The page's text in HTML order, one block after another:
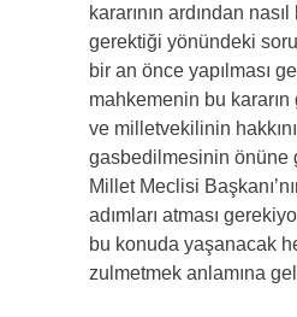
kararının ardından nasıl
gerektiği yönündeki
bir an önce yapılması
mahkemenin bu kararın
ve milletvekilinin
gasbedilmesinin önüne
Millet Meclisi
adımları atması
bu konuda yaşanacak
zulmetmek anlamına